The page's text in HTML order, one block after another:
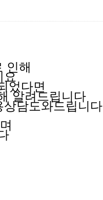
인해
요
었다면
알려드립니다
담도와드립니다